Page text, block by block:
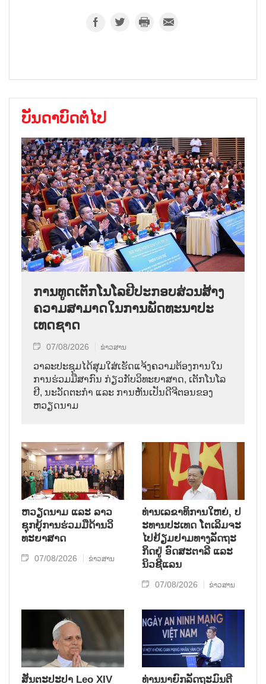
ບັນດາບົດຕໍ່ໄປ
ການ​ທູດ​ເຕັກ​ໂນ​ໂລ​ຢີ​ປະ​ກອບ​ສ່ວນ​ສ້າງ​
ຄວາມ​ສາ​ມາດ​ໃນ​ການ​ພັດ​ທະ​ນາ​ປະ​
ເທດ​ຊາດ
07/08/2026 ຂ່າວສານ
ວາ​ລະ​ປະ​ຊຸມ​ໄດ້​ສຸມ​ໃສ່​ເຮັດ​ແຈ້ງ​ຄວາມ​ຕ້ອງ​ການ​ໃນ​
ການ​ຮ່ວມ​ມື​ສາ​ກົນ ກ່ຽວ​ກັບ​ວິ​ທະ​ຍາ​ສາດ, ເຕັກ​ໂນ​ໂລ​
ຢີ, ນະ​ວັດ​ຕະ​ກຳ ແລະ ການ​ຫັນ​ເປັນ​ດີ​ຈີ​ຕອນ​ຂອງ
ຫວຽດ​ນາມ
ຫວຽດ​ນາມ ແລະ ລາວ​
ຊຸກ​ຍູ້​ການ​ຮ່ວມ​ມື​ດ້ານວ​ິ​
ທະ​ຍາ​ສາດ
07/08/2026 ຂ່າວສານ
ທ່ານ​ເລ​ຂາ​ທິ​ການ​ໃຫຍ່, ປ​
ະ​ທານ​ປະ​ເທດ ໂຕ​ເລິມ​ຈະ​
ໄປ​ຢ້ຽມ​ຢາມ​ທາງ​ລັດ​ຖະ​
ກິດ​ຢູ່ ອົດ​ສະ​ຕາ​ລີ ແລະ
ນິວ​ຊີ​ແລນ
07/08/2026 ຂ່າວສານ
ສັນຕະປະປາ Leo XIV ທ່ານນາຍົກລັດຖະມົນຕີ